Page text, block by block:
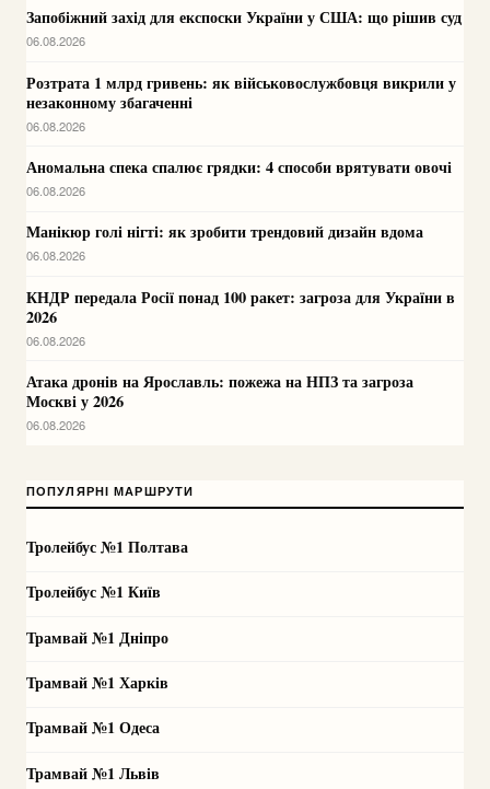
Запобіжний захід для експоски України у США: що рішив суд
06.08.2026
Розтрата 1 млрд гривень: як військовослужбовця викрили у
незаконному збагаченні
06.08.2026
Аномальна спека спалює грядки: 4 способи врятувати овочі
06.08.2026
Манікюр голі нігті: як зробити трендовий дизайн вдома
06.08.2026
КНДР передала Росії понад 100 ракет: загроза для України в
2026
06.08.2026
Атака дронів на Ярославль: пожежа на НПЗ та загроза
Москві у 2026
06.08.2026
ПОПУЛЯРНІ МАРШРУТИ
Тролейбус №1 Полтава
Тролейбус №1 Київ
Трамвай №1 Дніпро
Трамвай №1 Харків
Трамвай №1 Одеса
Трамвай №1 Львів